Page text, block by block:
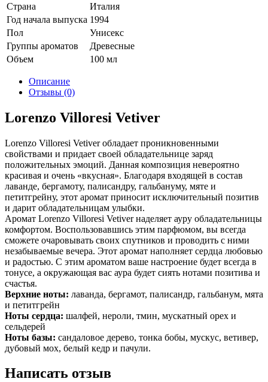
Страна
Италия
Год начала выпуска 1994
Пол
Унисекс
Группы ароматов
Древесные
Объем
100 мл
Описание
Отзывы (0)
Lorenzo Villoresi Vetiver
Lorenzo Villoresi Vetiver обладает проникновенными
свойствами и придает своей обладательнице заряд
положительных эмоций. Данная композиция невероятно
красивая и очень «вкусная». Благодаря входящей в состав
лаванде, бергамоту, палисандру, гальбануму, мяте и
петитгрейну, этот аромат приносит исключительный позитив
и дарит обладательницам улыбки.
Аромат Lorenzo Villoresi Vetiver наделяет ауру обладательницы
комфортом. Воспользовавшись этим парфюмом, вы всегда
сможете очаровывать своих спутников и проводить с ними
незабываемые вечера. Этот аромат наполняет сердца любовью
и радостью. С этим ароматом ваше настроение будет всегда в
тонусе, а окружающая вас аура будет сиять нотами позитива и
счастья.
Верхние ноты: лаванда, бергамот, палисандр, гальбанум, мята
и петитгрейн
Ноты сердца: шалфей, нероли, тмин, мускатный орех и
сельдерей
Ноты базы: сандаловое дерево, тонка бобы, мускус, ветивер,
дубовый мох, белый кедр и пачули.
Написать отзыв